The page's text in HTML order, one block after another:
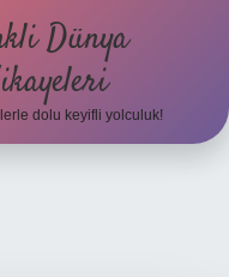
Dünya
dolu keyifli yolculuk!